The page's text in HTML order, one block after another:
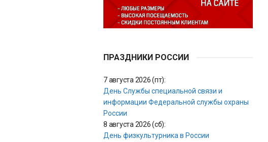
ПРАЗДНИКИ РОССИИ
7 августа 2026 (пт):
День Службы специальной связи и
информации Федеральной службы охраны
России
8 августа 2026 (сб):
День физкультурника в России